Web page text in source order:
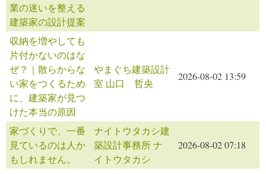
業の迷いを整える
建築家の設計提案
収納を増やしても
片付かないのはな
ぜ？｜散らからな
い家をつくるため
に、建築家が見つ
けた本当の原因
やまぐち建築設計
室 山口 哲央
2026-08-02 13:59
家づくりで、一番
見ているのは人か
もしれません。
ナイトウタカシ建
築設計事務所 ナ
イトウタカシ
2026-08-02 07:18